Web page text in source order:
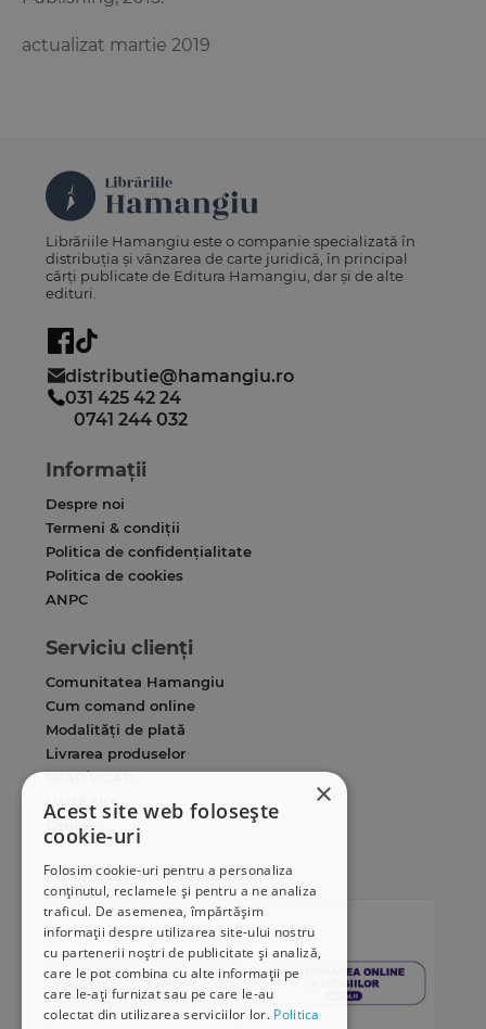
actualizat martie 2019
×
Acest site web folosește
cookie-uri
Folosim cookie-uri pentru a personaliza
conținutul, reclamele și pentru a ne analiza
traficul. De asemenea, împărtășim
informații despre utilizarea site-ului nostru
cu partenerii noștri de publicitate și analiză,
care le pot combina cu alte informații pe
care le-ați furnizat sau pe care le-au
colectat din utilizarea serviciilor lor. Politica
Librăriile Hamangiu este o companie specializată în
distribuția și vânzarea de carte juridică, în principal
cărți publicate de Editura Hamangiu, dar și de alte
edituri.
distributie@hamangiu.ro
031 425 42 24
0741 244 032
Informații
Despre noi
Termeni & condiții
Politica de confidențialitate
Politica de cookies
ANPC
Serviciu clienți
Comunitatea Hamangiu
Cum comand online
Modalități de plată
Livrarea produselor
SEAP/SICAP
Hartă site
Cariere
Abonare newsletter